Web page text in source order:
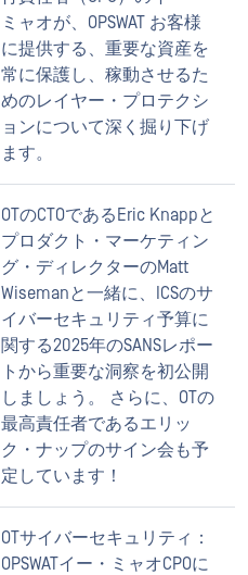
ミャオが、OPSWAT お客様
に提供する、重要な資産を
常に保護し、稼動させるた
めのレイヤー・プロテクシ
ョンについて深く掘り下げ
ます。
OTのCTOであるEric Knappと
プロダクト・マーケティン
グ・ディレクターのMatt
Wisemanと一緒に、ICSのサ
イバーセキュリティ予算に
関する2025年のSANSレポー
トから重要な洞察を初公開
しましょう。 さらに、OTの
最高責任者であるエリッ
ク・ナップのサイン会も予
定しています！
OTサイバーセキュリティ：
OPSWATイー・ミャオCPOに